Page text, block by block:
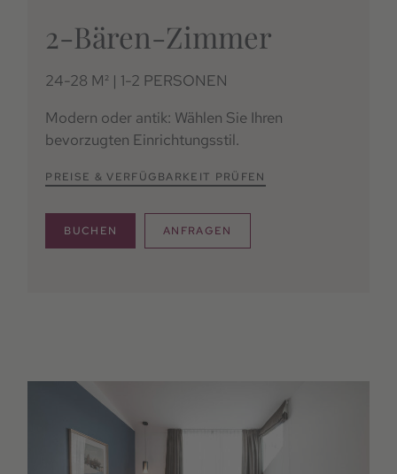
2-Bären-Zimmer
24-28 M² | 1-2 PERSONEN
Modern oder antik: Wählen Sie Ihren
bevorzugten Einrichtungsstil.
PREISE & VERFÜGBARKEIT PRÜFEN
BUCHEN ANFRAGEN